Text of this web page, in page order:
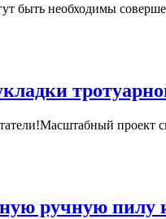
быть необходимы
проект
ручную пилу